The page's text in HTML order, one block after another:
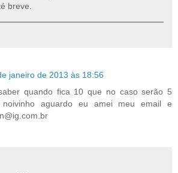
breve.
janeiro de 2013 às 18:56
quando fica 10 que no caso serão 5
aguardo eu amei meu email e